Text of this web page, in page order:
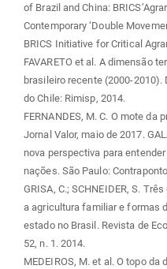
of Brazil and China:
Contemporary ‘Double
BRICS Initiative for Critical
FAVARETO et al. A dimensão
brasileiro recente (2000-
do Chile: Rimisp, 2014.
FERNANDES, M. C. O mote da
Jornal Valor, maio de 2017.
nova perspectiva para
nações. São Paulo:
GRISA, C.; SCHNEIDER, S.
a agricultura familiar e formas
estado no Brasil. Revista de
52, n. 1. 2014.
MEDEIROS, M. et al. O topo